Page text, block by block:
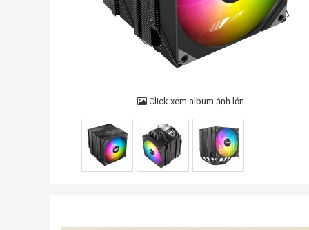
Click xem album ảnh lớn